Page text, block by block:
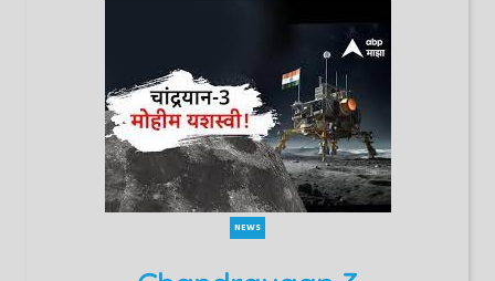
NEWS